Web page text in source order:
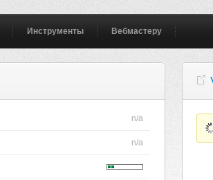
Инструменты Вебмастеру
n/a
n/a